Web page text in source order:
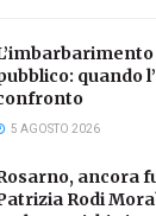
quando
5 AGOSTO 2026
ancora
Rodi